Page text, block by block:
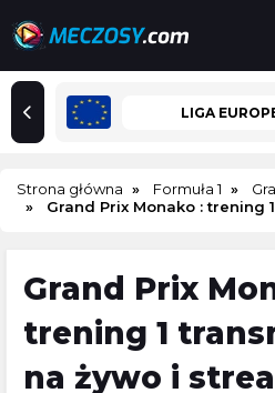
LIGA
Strona główna Formuła 1
Grand Prix Monako : trening 1
Grand Prix
trening 1
na żywo i